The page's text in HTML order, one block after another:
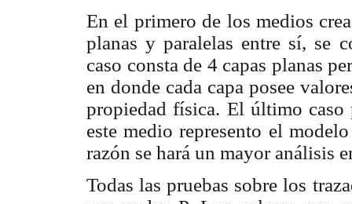
En el primero de los medios
planas y paralelas entre sí, se
caso consta de 4 capas planas
en donde cada capa posee
propiedad física. El último caso
este medio represento el
razón se hará un mayor análisis
Todas las pruebas sobre los